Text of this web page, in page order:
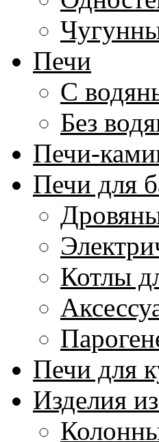
Печи
С
Без
Печи-
Печи для
Котлы
Печи для
Изделия